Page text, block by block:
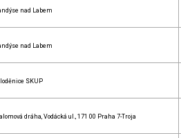
nad Labem
nad Labem
loděnice SKUP
dráha, Vodácká ul., 171 00 Praha 7-Troja